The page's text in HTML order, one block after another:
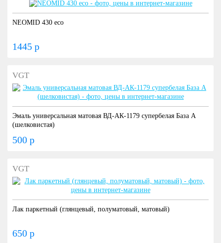
NEOMID 430 eco
1445 р
VGT
Эмаль универсальная матовая ВД-АК-1179 супербелая База А
(шелковистая)
500 р
VGT
Лак паркетный (глянцевый, полуматовый, матовый)
650 р